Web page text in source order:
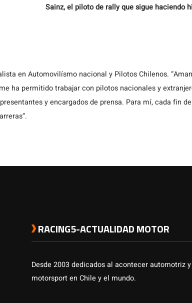
Sainz, el piloto de rally que sigue haciendo
en Automovilísmo nacional y Pilotos Chilenos.
ha permitido trabajar con pilotos nacionales y
y encargados de prensa. Para mí, cada fin de
RACING5-ACTUALIDAD MOTOR
Desde 2003 dedicados al acontecer automotriz y
motorsport en Chile y el mundo.